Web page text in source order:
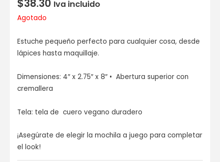
$38.30 Iva incluido
Agotado
Estuche pequeño perfecto para cualquier cosa, desde
lápices hasta maquillaje.
Dimensiones: 4″ x 2.75″ x 8″ • Abertura superior con
cremallera
Tela: tela de cuero vegano duradero
¡Asegúrate de elegir la mochila a juego para completar
el look!